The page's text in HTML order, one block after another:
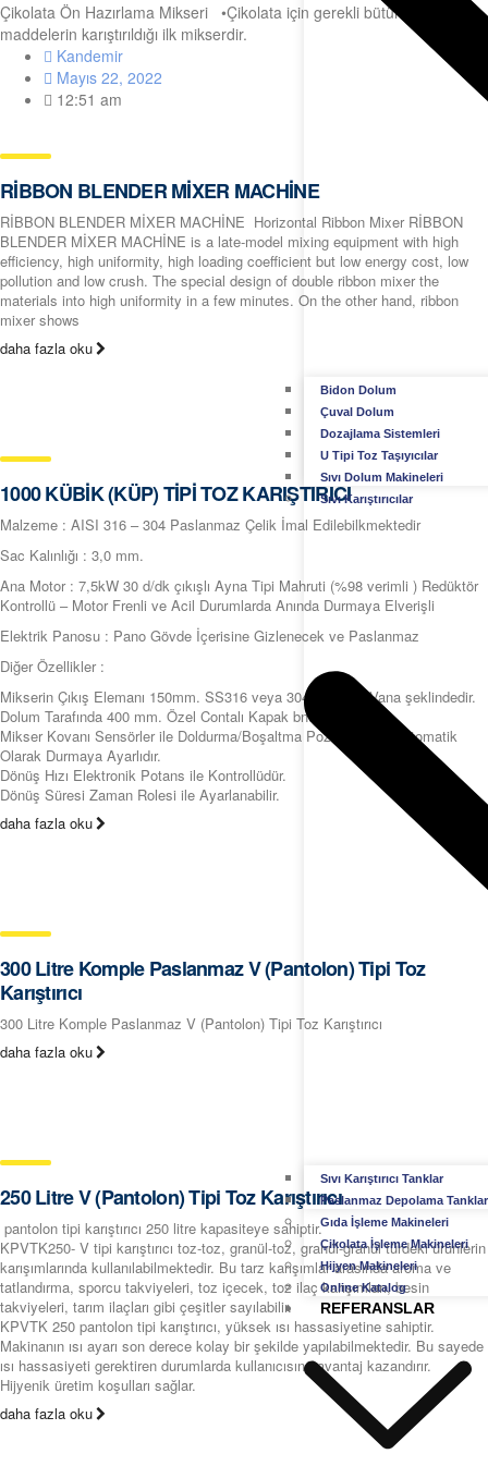
Bidon Dolum
Çuval Dolum
Dozajlama Sistemleri
U Tipi Toz Taşıyıcılar
Sıvı Dolum Makineleri
Sıvı Karıştırıcılar
Sıvı Karıştırıcı Tanklar
Paslanmaz Depolama
Gıda İşleme Makineleri
Çikolata İşleme Makineleri
Hijyen Makineleri
Online Katalog
REFERANSLAR
Çikolata Ön Hazırlama Mikseri •Çikolata için gerekli bütün ham
maddelerin karıştırıldığı ilk mikserdir.
Kandemir
Mayıs 22, 2022
12:51 am
RİBBON BLENDER MİXER MACHİNE
RİBBON BLENDER MİXER MACHİNE Horizontal Ribbon Mixer RİBBON
BLENDER MİXER MACHİNE is a late-model mixing equipment with high
efficiency, high uniformity, high loading coefficient but low energy cost, low
pollution and low crush. The special design of double ribbon mixer the
materials into high uniformity in a few minutes. On the other hand, ribbon
mixer shows
daha fazla oku
1000 KÜBİK (KÜP) TİPİ TOZ KARIŞTIRICI
Malzeme : AISI 316 – 304 Paslanmaz Çelik İmal Edilebilkmektedir
Sac Kalınlığı : 3,0 mm.
Ana Motor : 7,5kW 30 d/dk çıkışlı Ayna Tipi Mahruti (%98 verimli ) Redüktör
Kontrollü – Motor Frenli ve Acil Durumlarda Anında Durmaya Elverişli
Elektrik Panosu : Pano Gövde İçerisine Gizlenecek ve Paslanmaz
Diğer Özellikler :
Mikserin Çıkış Elemanı 150mm. SS316 veya 304 Kelebek Vana şeklindedir.
Dolum Tarafında 400 mm. Özel Contalı Kapak bnulunmaktadır.
Mikser Kovanı Sensörler ile Doldurma/Boşaltma Pozisyonunda Otomatik
Olarak Durmaya Ayarlıdır.
Dönüş Hızı Elektronik Potans ile Kontrollüdür.
Dönüş Süresi Zaman Rolesi ile Ayarlanabilir.
daha fazla oku
300 Litre Komple Paslanmaz V (Pantolon) Tipi Toz
Karıştırıcı
300 Litre Komple Paslanmaz V (Pantolon) Tipi Toz Karıştırıcı
daha fazla oku
250 Litre V (Pantolon) Tipi Toz Karıştırıcı
pantolon tipi karıştırıcı 250 litre kapasiteye sahiptir.
KPVTK250- V tipi karıştırıcı toz-toz, granül-toz, granül-granül türdeki ürünlerin
karışımlarında kullanılabilmektedir. Bu tarz karışımlar arasında aroma ve
tatlandırma, sporcu takviyeleri, toz içecek, toz ilaç karışımları, besin
takviyeleri, tarım ilaçları gibi çeşitler sayılabilir.
KPVTK 250 pantolon tipi karıştırıcı, yüksek ısı hassasiyetine sahiptir.
Makinanın ısı ayarı son derece kolay bir şekilde yapılabilmektedir. Bu sayede
ısı hassasiyeti gerektiren durumlarda kullanıcısına avantaj kazandırır.
Hijyenik üretim koşulları sağlar.
daha fazla oku